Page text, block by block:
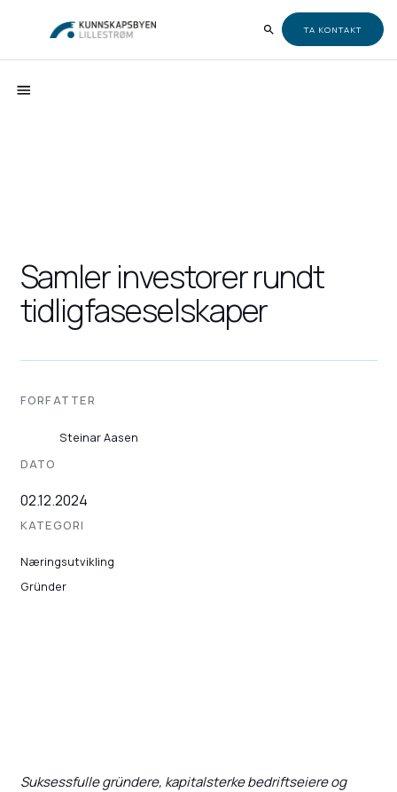
TA KONTAKT
Samler investorer rundt
tidligfaseselskaper
FORFATTER
Steinar Aasen
DATO
02.12.2024
KATEGORI
Næringsutvikling
Gründer
Suksessfulle gründere, kapitalsterke bedriftseiere og